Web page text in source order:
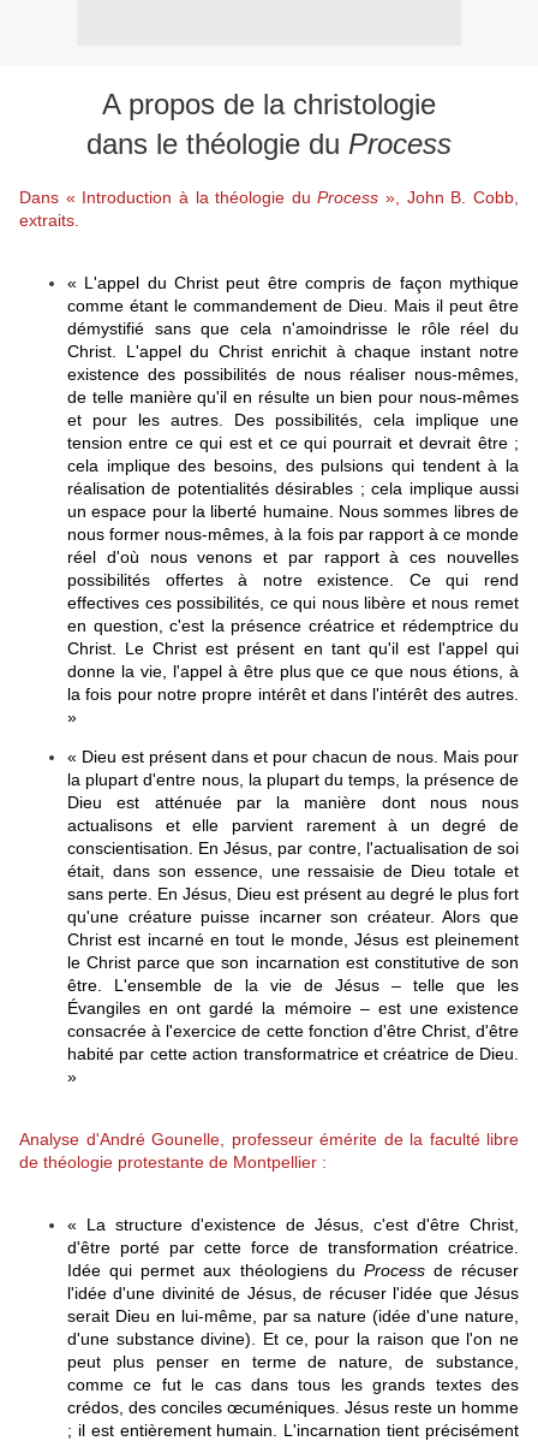
A propos de la christologie
dans le théologie du Process
Dans « Introduction à la théologie duProcess », John B. Cobb,
extraits.
« L'appel du Christ peut être compris de façon mythique
comme étant le commandement de Dieu. Mais il peut être
démystifié sans que cela n'amoindrisse le rôle réel du
Christ. L'appel du Christ enrichit à chaque instant notre
existence des possibilités de nous réaliser nous-mêmes,
de telle manière qu'il en résulte un bien pour nous-mêmes
et pour les autres. Des possibilités, cela implique une
tension entre ce qui est et ce qui pourrait et devrait être ;
cela implique des besoins, des pulsions qui tendent à la
réalisation de potentialités désirables ; cela implique aussi
un espace pour la liberté humaine. Nous sommes libres de
nous former nous-mêmes, à la fois par rapport à ce monde
réel d'où nous venons et par rapport à ces nouvelles
possibilités offertes à notre existence. Ce qui rend
effectives ces possibilités, ce qui nous libère et nous remet
en question, c'est la présence créatrice et rédemptrice du
Christ. Le Christ est présent en tant qu'il est l'appel qui
donne la vie, l'appel à être plus que ce que nous étions, à
la fois pour notre propre intérêt et dans l'intérêt des autres.
»
« Dieu est présent dans et pour chacun de nous. Mais pour
la plupart d'entre nous, la plupart du temps, la présence de
Dieu est atténuée par la manière dont nous nous
actualisons et elle parvient rarement à un degré de
conscientisation. En Jésus, par contre, l'actualisation de soi
était, dans son essence, une ressaisie de Dieu totale et
sans perte. En Jésus, Dieu est présent au degré le plus fort
qu'une créature puisse incarner son créateur. Alors que
Christ est incarné en tout le monde, Jésus est pleinement
le Christ parce que son incarnation est constitutive de son
être. L'ensemble de la vie de Jésus – telle que les
Évangiles en ont gardé la mémoire – est une existence
consacrée à l'exercice de cette fonction d'être Christ, d'être
habité par cette action transformatrice et créatrice de Dieu.
»
Analyse d'André Gounelle,
professeur émérite de la faculté libre
de théologie protestante de Montpellier :
« La structure d'existence de Jésus, c'est d'être Christ,
d'être porté par cette force de transformation créatrice.
Idée qui permet aux théologiens du Processde récuser
l'idée d'une divinité de Jésus, de récuser l'idée que Jésus
serait Dieu en lui-même, par sa nature (idée d'une nature,
d'une substance divine). Et ce, pour la raison que l'on ne
peut plus penser en terme de nature, de substance,
comme ce fut le cas dans tous les grands textes des
crédos, des conciles œcuméniques. Jésus reste un homme
; il est entièrement humain. L'incarnation tient précisément